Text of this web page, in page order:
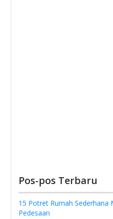
Pos-pos Terbaru
15 Potret Rumah Sederhana
Pedesaan